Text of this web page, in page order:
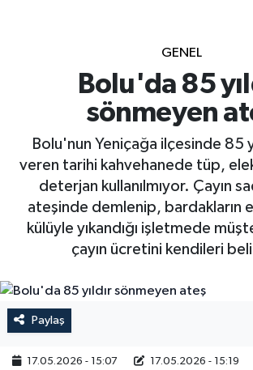
GENEL
Bolu'da 85
sönmeyen
Bolu'nun Yeniçağa ilçesinde 85
veren tarihi kahvehanede tüp,
deterjan kullanılmıyor. Çayın
ateşinde demlenip, bardakların
külüyle yıkandığı işletmede
çayın ücretini kendileri
Paylaş
17.05.2026 - 15:07 17.05.2026 - 15:19